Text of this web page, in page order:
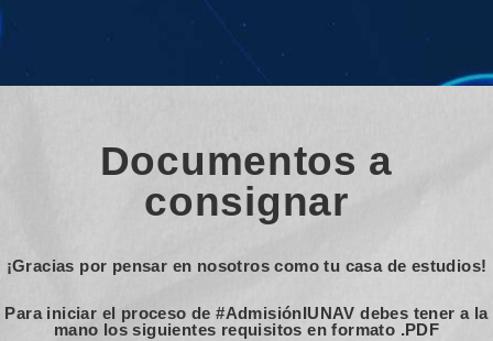
Documentos a
consignar
¡Gracias por pensar en nosotros como tu casa de estudios!
Para iniciar el proceso de #AdmisiónIUNAV debes tener a la
mano los siguientes requisitos en formato .PDF